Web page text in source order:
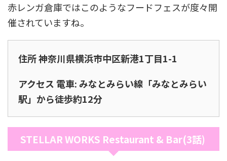
赤レンガ倉庫ではこのようなフードフェスが度々開
催されていますね。
住所 神奈川県横浜市中区新港1丁目1-1
アクセス 電車: みなとみらい線「みなとみらい
駅」から徒歩約12分
STELLAR WORKS Restaurant & Bar(3話)